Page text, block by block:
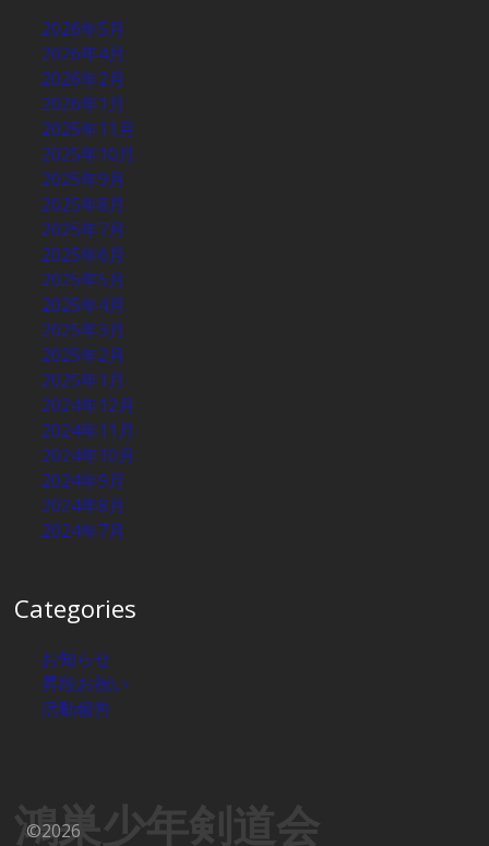
2026年5月
2026年4月
2026年2月
2026年1月
2025年11月
2025年10月
2025年9月
2025年8月
2025年7月
2025年6月
2025年5月
2025年4月
2025年3月
2025年2月
2025年1月
2024年12月
2024年11月
2024年10月
2024年9月
2024年8月
2024年7月
Categories
お知らせ
昇段お祝い
活動報告
鴻巣少年剣道会
©2026